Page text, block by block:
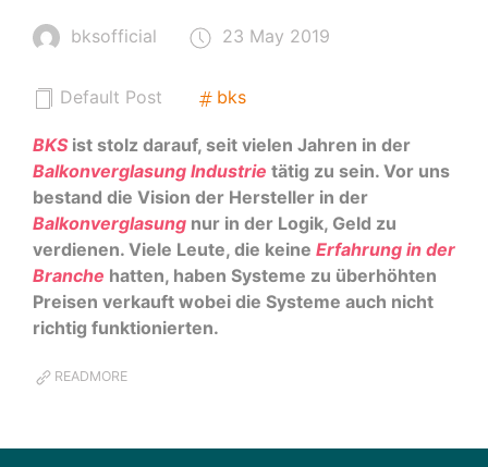
bksofficial 23 May 2019
Default Post bks
BKSist stolz darauf, seit vielen Jahren in der
Balkonverglasung Industrie tätig zu sein. Vor uns
bestand die Vision der Hersteller in der
Balkonverglasung nur in der Logik, Geld zu
verdienen. Viele Leute, die keine Erfahrung in der
Branche hatten, haben Systeme zu überhöhten
Preisen verkauft wobei die Systeme auch nicht
richtig funktionierten.
READMORE